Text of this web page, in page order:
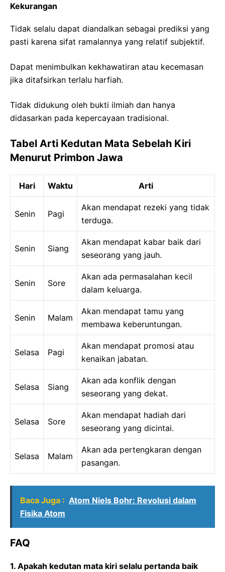
Kekurangan
Tidak selalu dapat diandalkan sebagai prediksi yang
pasti karena sifat ramalannya yang relatif subjektif.
Dapat menimbulkan kekhawatiran atau kecemasan
jika ditafsirkan terlalu harfiah.
Tidak didukung oleh bukti ilmiah dan hanya
didasarkan pada kepercayaan tradisional.
Tabel Arti Kedutan Mata Sebelah Kiri
Menurut Primbon Jawa
Hari Waktu Arti
Senin Pagi
Akan mendapat rezeki yang tidak
terduga.
Senin Siang
Akan mendapat kabar baik dari
seseorang yang jauh.
Senin Sore
Akan ada permasalahan kecil
dalam keluarga.
Senin Malam
Akan mendapat tamu yang
membawa keberuntungan.
Selasa Pagi
Akan mendapat promosi atau
kenaikan jabatan.
Selasa Siang
Akan ada konflik dengan
seseorang yang dekat.
Selasa Sore
Akan mendapat hadiah dari
seseorang yang dicintai.
Selasa Malam
Akan ada pertengkaran dengan
pasangan.
Baca Juga : Atom Niels Bohr: Revolusi dalam
Fisika Atom
FAQ
1. Apakah kedutan mata kiri selalu pertanda baik